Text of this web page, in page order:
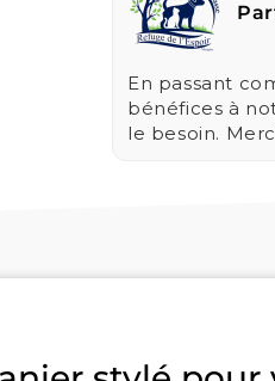
En passant
bénéfices à
le besoin.